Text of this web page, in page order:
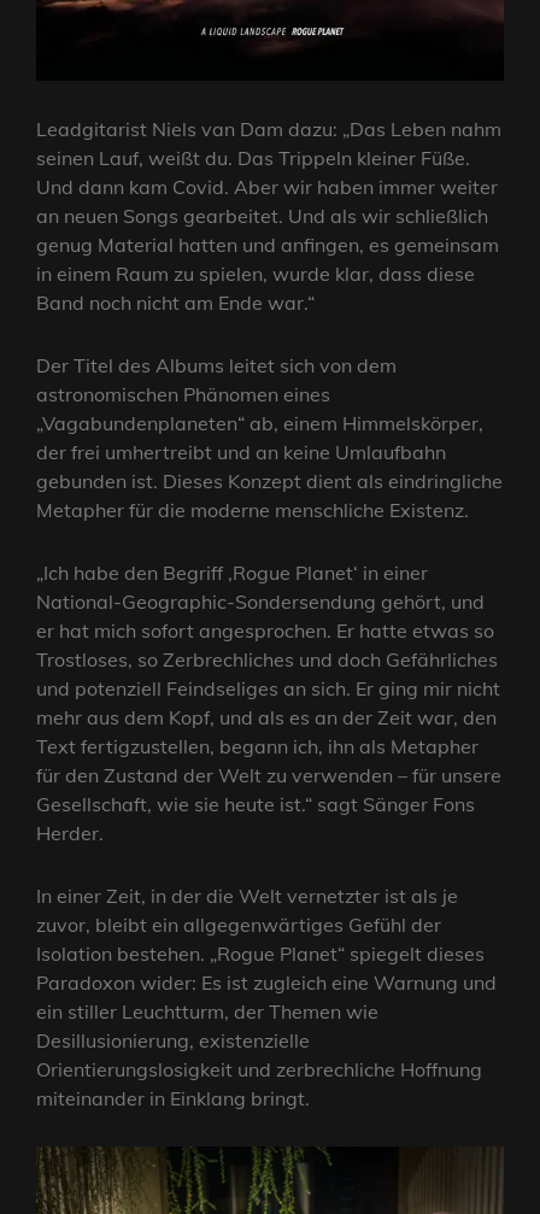
Leadgitarist Niels van Dam dazu: „Das Leben nahm
seinen Lauf, weißt du. Das Trippeln kleiner Füße.
Und dann kam Covid. Aber wir haben immer weiter
an neuen Songs gearbeitet. Und als wir schließlich
genug Material hatten und anfingen, es gemeinsam
in einem Raum zu spielen, wurde klar, dass diese
Band noch nicht am Ende war.“
Der Titel des Albums leitet sich von dem
astronomischen Phänomen eines
„Vagabundenplaneten“ ab, einem Himmelskörper,
der frei umhertreibt und an keine Umlaufbahn
gebunden ist. Dieses Konzept dient als eindringliche
Metapher für die moderne menschliche Existenz.
„Ich habe den Begriff ‚Rogue Planet‘ in einer
National-Geographic-Sondersendung gehört, und
er hat mich sofort angesprochen. Er hatte etwas so
Trostloses, so Zerbrechliches und doch Gefährliches
und potenziell Feindseliges an sich. Er ging mir nicht
mehr aus dem Kopf, und als es an der Zeit war, den
Text fertigzustellen, begann ich, ihn als Metapher
für den Zustand der Welt zu verwenden – für unsere
Gesellschaft, wie sie heute ist.“ sagt Sänger Fons
Herder.
In einer Zeit, in der die Welt vernetzter ist als je
zuvor, bleibt ein allgegenwärtiges Gefühl der
Isolation bestehen. „Rogue Planet“ spiegelt dieses
Paradoxon wider: Es ist zugleich eine Warnung und
ein stiller Leuchtturm, der Themen wie
Desillusionierung, existenzielle
Orientierungslosigkeit und zerbrechliche Hoffnung
miteinander in Einklang bringt.